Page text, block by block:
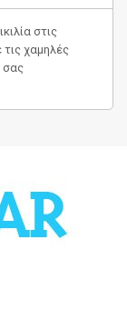
στις
χαμηλές
σας